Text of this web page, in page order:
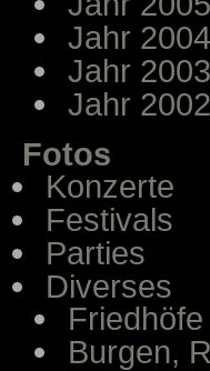
Jahr 2004
Jahr 2003
Jahr 2002
Fotos
Konzerte
Festivals
Parties
Diverses
Friedhöfe
Burgen,